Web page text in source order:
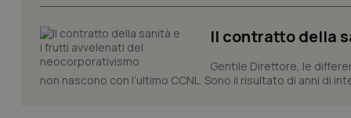
Il contratto della
Gentile Direttore, le
non nascono con l’ultimo CCNL. Sono il risultato di anni di